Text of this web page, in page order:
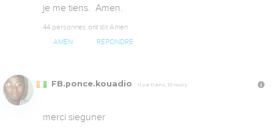
je me tiens.  Amen.
44 personnes ont dit Amen
AMEN RÉPONDRE
FB.ponce.kouadio Il y a 11 ans, 10 mois
merci sieguner